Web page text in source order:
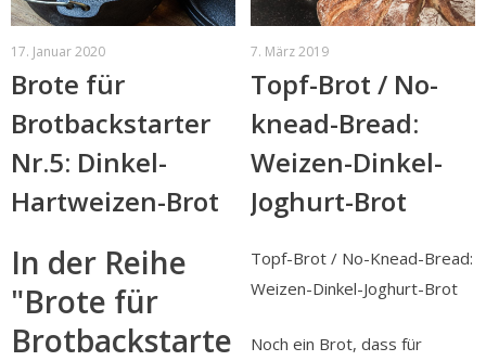
17. Januar 2020
Brote für
Brotbackstarter
Nr.5: Dinkel-
Hartweizen-Brot
In der Reihe
"Brote für
Brotbackstarte
7. März 2019
Topf-Brot / No-
knead-Bread:
Weizen-Dinkel-
Joghurt-Brot
Topf-Brot / No-Knead-Bread:
Weizen-Dinkel-Joghurt-Brot
Noch ein Brot, dass für